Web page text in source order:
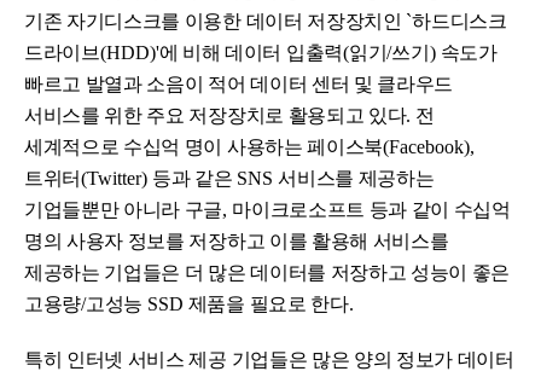
기존 자기디스크를 이용한 데이터 저장장치인 `하드디스크
드라이브(HDD)'에 비해 데이터 입출력(읽기/쓰기 ) 속도가
빠르고 발열과 소음이 적어 데이터 센터 및 클라우드
서비스를 위한 주요 저장장치로 활용되고 있다. 전
세계적으로 수십억 명이 사용하는 페이스북(Facebook),
트위터(Twitter) 등과 같은 SNS서비스를 제공하는
기업들뿐만 아니라 구글, 마이크로소프트 등과 같이 수십억
명의 사용자 정보를 저장하고 이를 활용해 서비스를
제공하는 기업들은 더 많은 데이터를 저장하고 성능이 좋은
고용량/고성능 SSD 제품을 필요로 한다.
특히 인터넷 서비스 제공 기업들은 많은 양의 정보가 데이터